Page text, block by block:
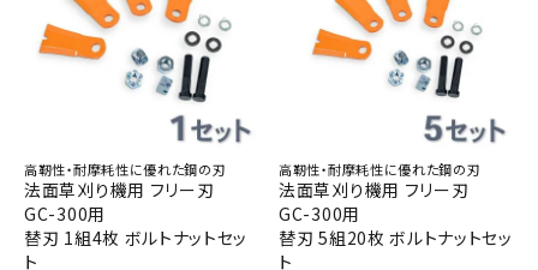
高靭性・耐摩耗性に優れた鋼の刃
法面草刈り機用 フリー刃
GC-300用
替刃 1組4枚 ボルトナットセッ
ト
高靭性・耐摩耗性に優れた鋼の刃
法面草刈り機用 フリー刃
GC-300用
替刃 5組20枚 ボルトナットセッ
ト